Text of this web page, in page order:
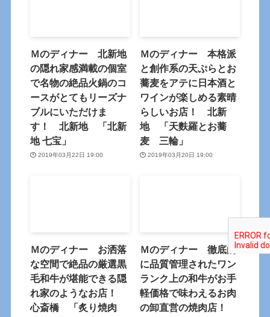
Ｍのディナー 北新地
の隠れ家感満載の個室
で名物の絶品火鍋のコ
ースがとてもリーズナ
ブルにいただけま
す！ 北新地 「北新
地 七宝」
2019年03月22日 19:00
Ｍのディナー 本格派
と創作系の天ぷらとお
蕎麦をアテに日本酒と
ワインが楽しめる素晴
らしいお店！ 北新
地 「天麩羅とお蕎
麦 三輪」
2019年03月20日 19:00
Ｍのディナー お洒落
な空間で絶品の厳選黒
毛和牛が堪能できる隠
れ家のようなお店！
心斎橋 「炙り焼肉
Ｍのディナー 徹底的
に品質管理されたワン
ランク上の和牛がお手
軽価格で味わえるお肉
の卸直営の焼肉店！